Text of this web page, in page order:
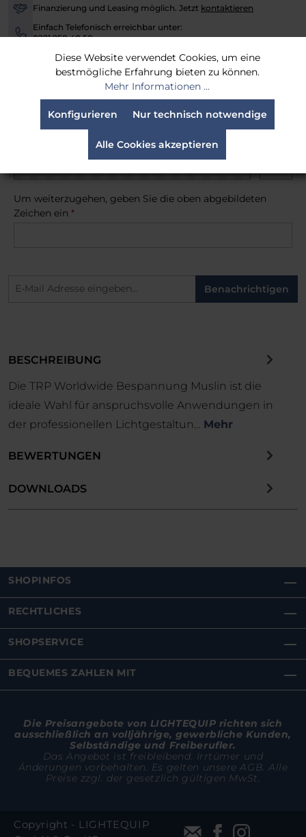
-
Finanzierung und Leasing möglich. Jetzt kontaktieren
-
Einfach Telefonisch erreichbar unter:
0221 958 40 50
Versandfertig in 30 Tagen, Lieferzeit 3-4 Werktage
Benachrichtige mich, sobald der Artikel lieferbar ist.
Um weiterzugehen, geben Sie die oben abgebildeten
Zeichen ein *
Benachrichtigen
BESCHREIBUNG
Die TRP Worldwide Bespannung Muslin ist die
ideale Wahl für anspruchsvolle Anwendungen in
der professionellen Lichtgestaltun… Mehr
BEWERTUNGEN
DOWNLOADS
SHOPINFOS
RECHTLICHES
SHOPSERVICE
BEQUEMES ZAHLEN MIT
Die Preisangebote von LIGHTEQUIP richten sich
ausschließlich an volljährige, gewerbliche Kunden,
Selbständige und Freiberufler.
Das Angebot ist freibleibend. Irrtümer und
Änderungen vorbehalten. Es gelten unsere AGB. Alle
Preise zzgl. der gesetzlich gültigen MwSt.
Copyright - LIGHTEQUIP
Diese Website verwendet Cookies, um eine
bestmögliche Erfahrung bieten zu können.
Mehr Informationen ...
Nur technisch notwendige
Konfigurieren
Alle Cookies akzeptieren